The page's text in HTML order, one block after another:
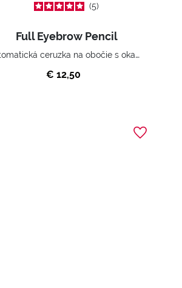
5
Full Eyebrow Pencil
Automatická ceruzka na obočie s okamžitým vyplňujúcim efektom.
€ 12,50